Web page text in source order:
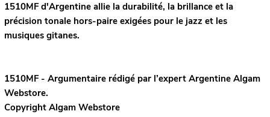
1510MF d'Argentine allie la durabilité, la brillance et la
précision tonale hors-paire exigées pour le jazz et les
musiques gitanes.
1510MF - Argumentaire rédigé par l’expert ArgentineAlgam
Webstore.
Copyright Algam Webstore